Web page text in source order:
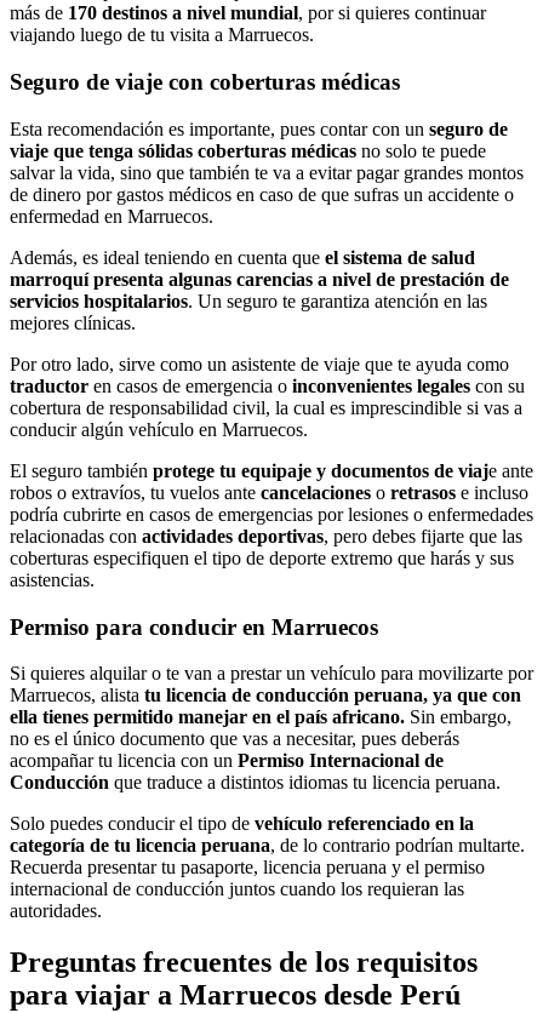
más de 170 destinos a nivel mundial, por si quieres continuar
viajando luego de tu visita a Marruecos.
Seguro de viaje con coberturas médicas
Esta recomendación es importante, pues contar con un seguro de
viaje que tenga sólidas coberturas médicas no solo te puede
salvar la vida, sino que también te va a evitar pagar grandes montos
de dinero por gastos médicos en caso de que sufras un accidente o
enfermedad en Marruecos.
Además, es ideal teniendo en cuenta que el sistema de salud
marroquí presenta algunas carencias a nivel de prestación de
servicios hospitalarios. Un seguro te garantiza atención en las
mejores clínicas.
Por otro lado, sirve como un asistente de viaje que te ayuda como
traductor en casos de emergencia o inconvenientes legales con su
cobertura de responsabilidad civil, la cual es imprescindible si vas a
conducir algún vehículo en Marruecos.
El seguro también protege tu equipaje y documentos de viaje ante
robos o extravíos, tu vuelos ante cancelaciones o retrasos e incluso
podría cubrirte en casos de emergencias por lesiones o enfermedades
relacionadas con actividades deportivas, pero debes fijarte que las
coberturas especifiquen el tipo de deporte extremo que harás y sus
asistencias.
Permiso para conducir en Marruecos
Si quieres alquilar o te van a prestar un vehículo para movilizarte por
Marruecos, alista tu licencia de conducción peruana, ya que con
ella tienes permitido manejar en el país africano. Sin embargo,
no es el único documento que vas a necesitar, pues deberás
acompañar tu licencia con un Permiso Internacional de
Conducción que traduce a distintos idiomas tu licencia peruana.
Solo puedes conducir el tipo de vehículo referenciado en la
categoría de tu licencia peruana, de lo contrario podrían multarte.
Recuerda presentar tu pasaporte, licencia peruana y el permiso
internacional de conducción juntos cuando los requieran las
autoridades.
Preguntas frecuentes de los requisitos
para viajar a Marruecos desde Perú